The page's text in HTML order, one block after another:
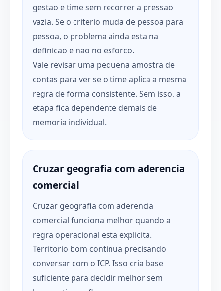
gestao e time sem recorrer a pressao
vazia. Se o criterio muda de pessoa para
pessoa, o problema ainda esta na
definicao e nao no esforco.
Vale revisar uma pequena amostra de
contas para ver se o time aplica a mesma
regra de forma consistente. Sem isso, a
etapa fica dependente demais de
memoria individual.
Cruzar geografia com aderencia
comercial
Cruzar geografia com aderencia
comercial funciona melhor quando a
regra operacional esta explicita.
Territorio bom continua precisando
conversar com o ICP. Isso cria base
suficiente para decidir melhor sem